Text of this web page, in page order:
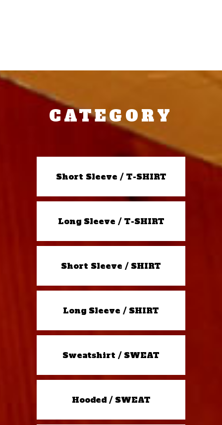
CATEGORY
Short Sleeve / T-SHIRT
Long Sleeve / T-SHIRT
Short Sleeve / SHIRT
Long Sleeve / SHIRT
Sweatshirt / SWEAT
Hooded / SWEAT